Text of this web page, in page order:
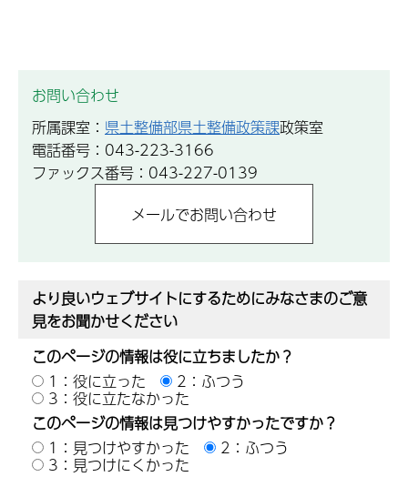
お問い合わせ
所属課室： 県土整備部県土整備政策課政策室
電話番号：043-223-3166
ファックス番号：043-227-0139
より良いウェブサイトにするためにみなさまのご意
見をお聞かせください
このページの情報は役に立ちましたか？
1：役に立った
2：ふつう
3：役に立たなかった
このページの情報は見つけやすかったですか？
1：見つけやすかった
2：ふつう
3：見つけにくかった